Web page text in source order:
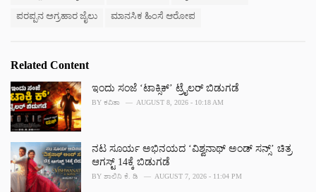
ಪರಪ್ಪನ ಅಗ್ರಹಾರ ಜೈಲು ಮಾನಸಿಕ ಹಿಂಸೆ ಆರೋಪ
Related Content
ಇಂದು ಸಂಜೆ ‘ಟಾಕ್ಸಿಕ್’ ಟ್ರೈಲರ್ ಬಿಡುಗಡೆ
BY ಕವಿತಾ AUGUST 8, 2026 - 10:18 AM
ನಟ ಸೂರ್ಯ ಅಭಿನಯದ ‘ವಿಶ್ವನಾಥ್ ಅಂಡ್ ಸನ್ಸ್’ ಚಿತ್ರ
ಆಗಸ್ಟ್ 14ಕ್ಕೆ ಬಿಡುಗಡೆ
BY ಶಾಲಿನಿ ಕೆ. ಡಿ AUGUST 7, 2026 - 11:04 PM